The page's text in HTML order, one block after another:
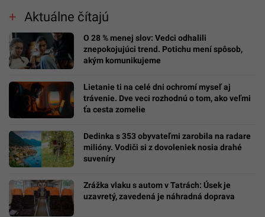
Aktuálne čítajú
O 28 % menej slov: Vedci odhalili
znepokojujúci trend. Potichu mení spôsob,
akým komunikujeme
Lietanie ti na celé dni ochromí myseľ aj
trávenie. Dve veci rozhodnú o tom, ako veľmi
ťa cesta zomelie
Dedinka s 353 obyvateľmi zarobila na radare
milióny. Vodiči si z dovoleniek nosia drahé
suveníry
Zrážka vlaku s autom v Tatrách: Úsek je
uzavretý, zavedená je náhradná doprava